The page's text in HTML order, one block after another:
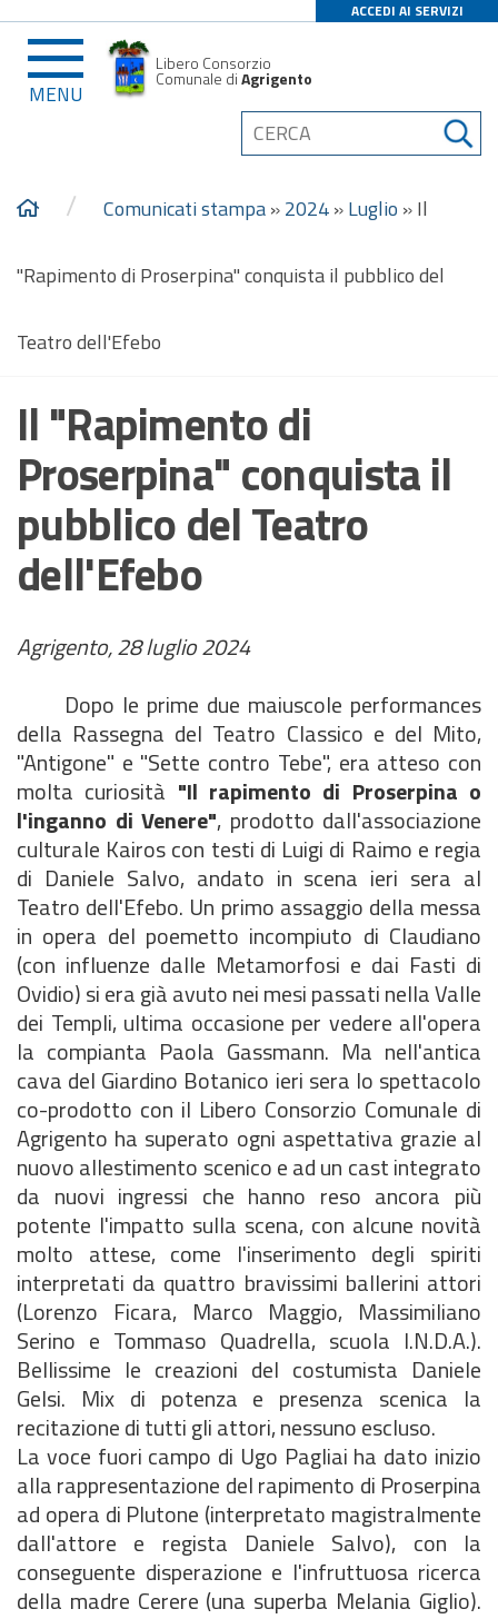
ACCEDI AI SERVIZI
MENU
Libero Consorzio
Comunale diAgrigento
/ Comunicati stampa»2024»Luglio »Il
"Rapimento di Proserpina" conquista il pubblico del
Teatro dell'Efebo
Il "Rapimento di
Proserpina" conquista il
pubblico del Teatro
dell'Efebo
Agrigento, 28 luglio 2024
Dopo le prime due maiuscole performances
della Rassegna del Teatro Classico e del Mito,
"Antigone" e "Sette contro Tebe", era atteso con
molta curiosità "Il rapimento di Proserpina o
l'inganno di Venere", prodotto dall'associazione
culturale Kairos con testi di Luigi di Raimo e regia
di Daniele Salvo, andato in scena ieri sera al
Teatro dell'Efebo. Un primo assaggio della messa
in opera del poemetto incompiuto di Claudiano
(con influenze dalle Metamorfosi e dai Fasti di
Ovidio) si era già avuto nei mesi passati nella Valle
dei Templi, ultima occasione per vedere all'opera
la compianta Paola Gassmann. Ma nell'antica
cava del Giardino Botanico ieri sera lo spettacolo
co-prodotto con il Libero Consorzio Comunale di
Agrigento ha superato ogni aspettativa grazie al
nuovo allestimento scenico e ad un cast integrato
da nuovi ingressi che hanno reso ancora più
potente l'impatto sulla scena, con alcune novità
molto attese, come l'inserimento degli spiriti
interpretati da quattro bravissimi ballerini attori
(Lorenzo Ficara, Marco Maggio, Massimiliano
Serino e Tommaso Quadrella, scuola I.N.D.A.).
Bellissime le creazioni del costumista Daniele
Gelsi. Mix di potenza e presenza scenica la
recitazione di tutti gli attori, nessuno escluso.
La voce fuori campo di Ugo Pagliai ha dato inizio
alla rappresentazione del rapimento di Proserpina
ad opera di Plutone (interpretato magistralmente
dall'attore e regista Daniele Salvo), con la
conseguente disperazione e l'infruttuosa ricerca
della madre Cerere (una superba Melania Giglio).